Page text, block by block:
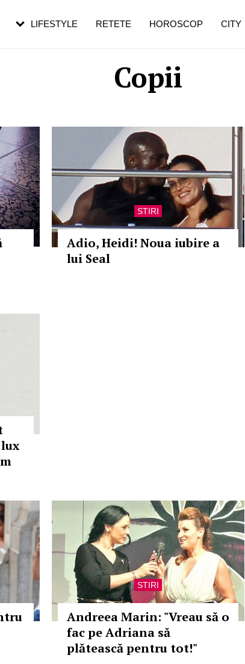
Copii
STIRI
Adio, Heidi! Noua iubire a
lui Seal
STIRI
Andreea Marin: "Vreau să o
fac pe Adriana să
plătească pentru tot!"
LIFESTYLE RETETE HOROSCOP CITY
în vârstă
de dureroasă este investigația